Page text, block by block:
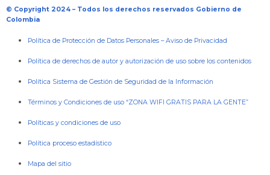
© Copyright 2024 – Todos los derechos reservados Gobierno de
Colombia
Política de Protección de Datos Personales –Aviso de Privacidad
Política de derechos de autor y autorización de uso sobre los contenidos
Política Sistema de Gestión de Seguridad de la Información
Términos y Condiciones de uso “ZONA WIFI GRATIS PARA LA GENTE”
Políticas y condiciones de uso
Política proceso estadístico
Mapa del sitio